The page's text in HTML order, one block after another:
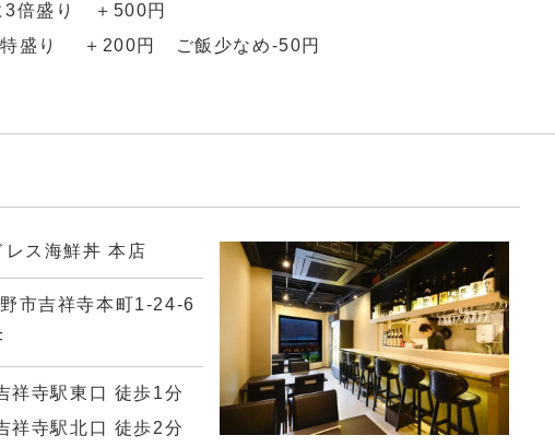
倍盛り ＋500円
盛り ＋200円 ご飯少なめ-50円
レス海鮮丼 本店
市吉祥寺本町1-24-6
祥寺駅東口 徒歩1分
祥寺駅北口 徒歩2分